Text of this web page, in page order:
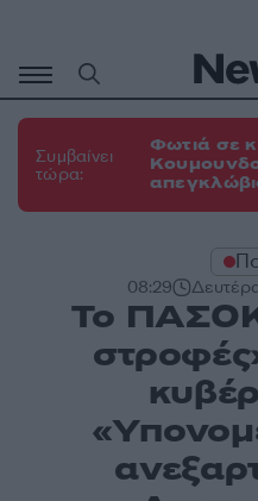
περιεχόμενο
Συμβαίνει
τώρα:
Φωτιά σε
08:29
Το ΠΑΣΟΚ